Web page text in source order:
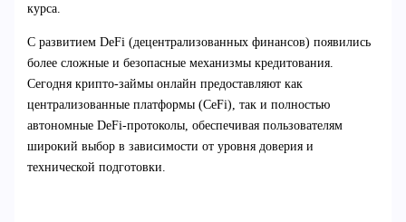
курса.
С развитием DeFi (децентрализованных финансов) появились
более сложные и безопасные механизмы кредитования.
Сегодня крипто-займы онлайн предоставляют как
централизованные платформы (CeFi), так и полностью
автономные DeFi-протоколы, обеспечивая пользователям
широкий выбор в зависимости от уровня доверия и
технической подготовки.